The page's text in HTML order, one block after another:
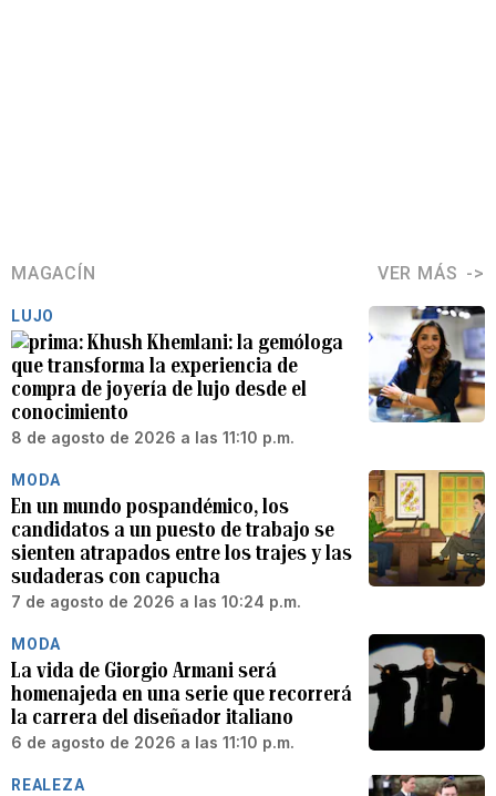
MAGACÍN VER MÁS
LUJO
Khush Khemlani: la gemóloga
que transforma la experiencia de
compra de joyería de lujo desde el
conocimiento
8 de agosto de 2026 a las 11:10 p.m.
MODA
En un mundo pospandémico, los
candidatos a un puesto de trabajo se
sienten atrapados entre los trajes y las
sudaderas con capucha
7 de agosto de 2026 a las 10:24 p.m.
MODA
La vida de Giorgio Armani será
homenajeda en una serie que recorrerá
la carrera del diseñador italiano
6 de agosto de 2026 a las 11:10 p.m.
REALEZA